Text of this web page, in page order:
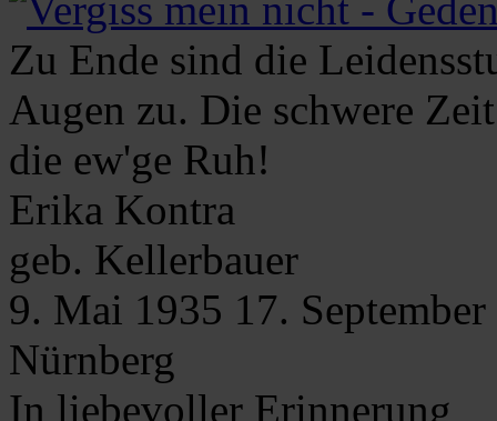
Zu Ende sind die
Augen zu. Die schwere
die ew'ge Ruh!
Erika Kontra
geb. Kellerbauer
9. Mai 1935 17.
Nürnberg
In liebevoller Erinnerung